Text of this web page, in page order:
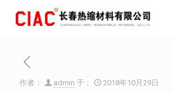
作者： admin 于： 2018年10月29日